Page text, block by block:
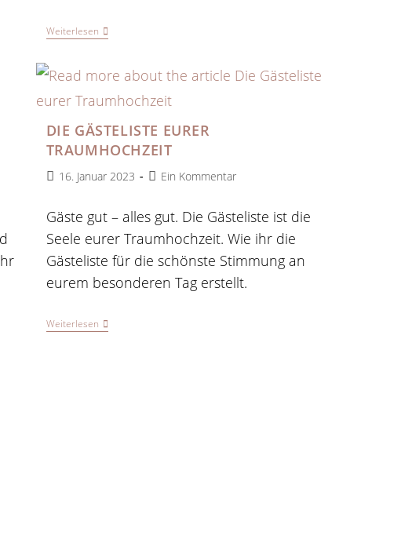
WeiterlesenEure
Hochzeitspapeterie
DIE GÄSTELISTE EURER
TRAUMHOCHZEIT
Beitrag
16. Januar 2023
Beitrags-
Ein Kommentar
Gäste gut – alles gut. Die Gästeliste ist die
Seele eurer Traumhochzeit. Wie ihr die
Gästeliste für die schönste Stimmung an
eurem besonderen Tag erstellt.
WeiterlesenDie
Gästeliste